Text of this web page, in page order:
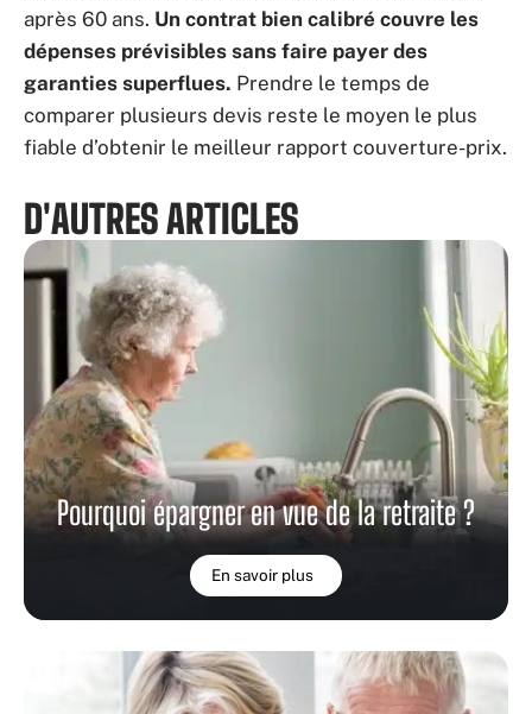
après 60 ans. Un contrat bien calibré couvre les
dépenses prévisibles sans faire payer des
garanties superflues. Prendre le temps de
comparer plusieurs devis reste le moyen le plus
fiable d’obtenir le meilleur rapport couverture-prix.
D'AUTRES ARTICLES
Pourquoi épargner en vue de la retraite ?
En savoir plus